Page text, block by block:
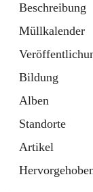
Beschreibung
Müllkalender
Bildung
Alben
Standorte
Artikel